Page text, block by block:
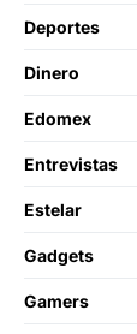
Deportes
Dinero
Edomex
Entrevistas
Estelar
Gadgets
Gamers